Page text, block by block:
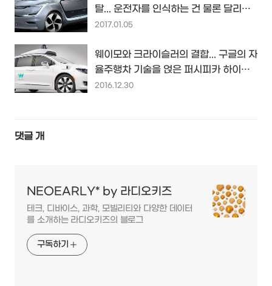
탈... 운전자를 인식하는 건 물론 달리며
SNS도 할 수 있는 미니밴...
2017.01.05
웨이모와 크라이슬러의 결합... 구글의 자
율주행차 기술을 얹은 퍼시피카 하이브
리드 미니밴을 선보이다...
2016.12.30
댓글 개
NEOEARLY* by 라디오키즈
테크, 디바이스, 과학, 모빌리티와 다양한 데이터
를 소개하는 라디오키즈의 블로그
구독하기